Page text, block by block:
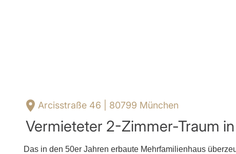
Arcisstraße 46 | 80799 München
Vermieteter 2-Zimmer-Traum
Das in den 50er Jahren erbaute Mehrfamilienhaus